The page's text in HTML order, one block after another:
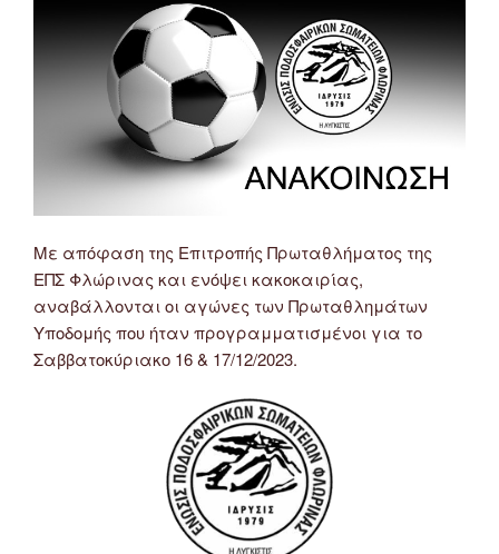
13
&
14/1/2024”
Με απόφαση της Επιτροπής Πρωταθλήματος της
ΕΠΣ Φλώρινας και ενόψει κακοκαιρίας,
αναβάλλονται οι αγώνες των Πρωταθλημάτων
Υποδομής που ήταν προγραμματισμένοι για το
Σαββατοκύριακο 16 & 17/12/2023.